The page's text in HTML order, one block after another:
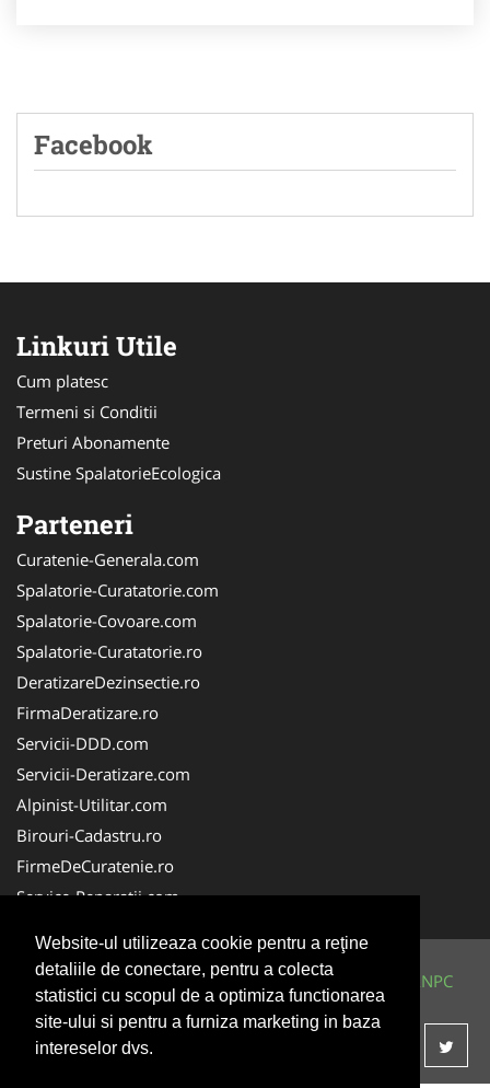
Website-ul utilizeaza cookie pentru a reţine
detaliile de conectare, pentru a colecta
statistici cu scopul de a optimiza functionarea
site-ului si pentru a furniza marketing in baza
intereselor dvs.
Facebook
Linkuri Utile
Cum platesc
Termeni si Conditii
Preturi Abonamente
Sustine SpalatorieEcologica
Parteneri
Curatenie-Generala.com
Spalatorie-Curatatorie.com
Spalatorie-Covoare.com
Spalatorie-Curatatorie.ro
DeratizareDezinsectie.ro
FirmaDeratizare.ro
Servicii-DDD.com
Servicii-Deratizare.com
Alpinist-Utilitar.com
Birouri-Cadastru.ro
FirmeDeCuratenie.ro
Service-Reparatii.com
© 2014-2026 Powered byVilonMedia&TekaBility
ANPC
SOL